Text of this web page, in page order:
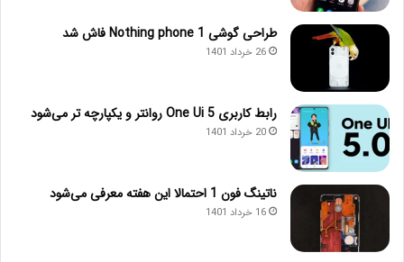
طراحی گوشی Nothing phone 1 فاش شد
26 خرداد 1401
رابط کاربری One Ui 5 روانتر و یکپارچه تر می‌شود
20 خرداد 1401
ناتینگ فون 1 احتمالا این هفته معرفی می‌شود
16 خرداد 1401